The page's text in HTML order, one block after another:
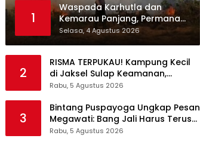
1
Waspada Karhutla dan
Kemarau Panjang, Permana
Irmansyah Tekankan Mitigasi
Berbasis Komunitas
Selasa, 4 Agustus 2026
2
RISMA TERPUKAU! Kampung Kecil
di Jaksel Sulap Keamanan,
Sampah, hingga Ketahanan
Rabu, 5 Agustus 2026
3
Bintang Puspayoga Ungkap Pesan
Megawati: Bang Jali Harus Terus
Dipantau dan Dikembangkan
Rabu, 5 Agustus 2026